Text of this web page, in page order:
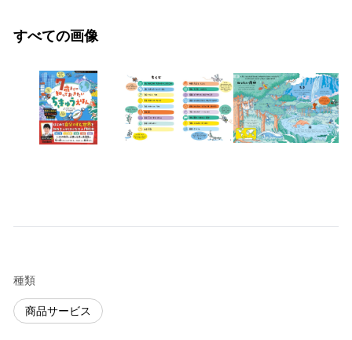
すべての画像
種類
商品サービス